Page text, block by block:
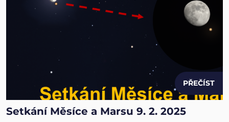
PŘEČÍST
Setkání Měsíce a Marsu 9. 2. 2025